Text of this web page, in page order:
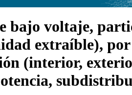
bajo voltaje,
extraíble), por
(interior,